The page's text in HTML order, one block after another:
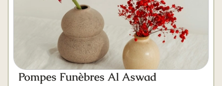
Pompes Funèbres Al Aswad